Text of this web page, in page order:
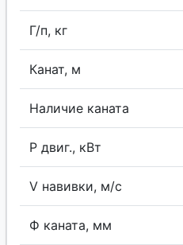
Г/п, кг
Канат, м
Наличие каната
P двиг., кВт
V навивки, м/с
Ф каната, мм